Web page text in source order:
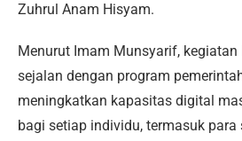
Zuhrul Anam Hisyam.
Menurut Imam Munsyarif,
sejalan dengan program
meningkatkan kapasitas digital
bagi setiap individu, termasuk para